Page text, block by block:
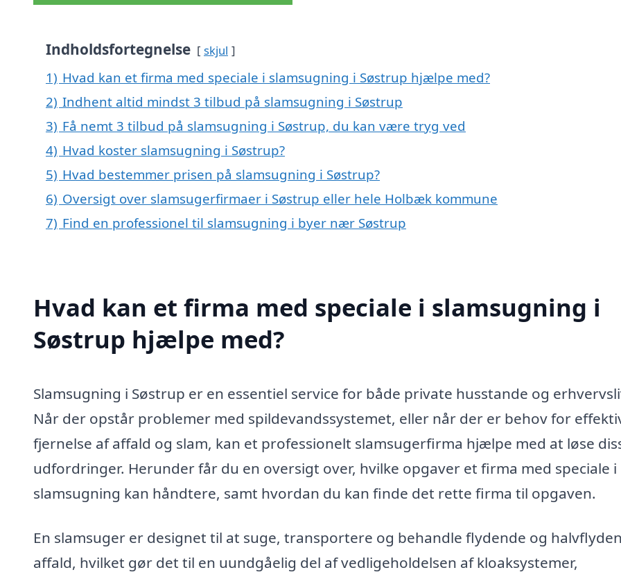
Indholdsfortegnelse skjul
1) Hvad kan et firma med speciale i slamsugning i Søstrup hjælpe med?
2) Indhent altid mindst 3 tilbud på slamsugning i Søstrup
3) Få nemt 3 tilbud på slamsugning i Søstrup, du kan være tryg ved
4) Hvad koster slamsugning i Søstrup?
5) Hvad bestemmer prisen på slamsugning i Søstrup?
6) Oversigt over slamsugerfirmaer i Søstrup eller hele Holbæk kommune
7) Find en professionel til slamsugning i byer nær Søstrup
Hvad kan et firma med speciale i slamsugning i
Søstrup hjælpe med?
Slamsugning i Søstrup er en essentiel service for både private husstande og
Når der opstår problemer med spildevandssystemet, eller når der er behov for
fjernelse af affald og slam, kan et professionelt slamsugerfirma hjælpe med at løse
udfordringer. Herunder får du en oversigt over, hvilke opgaver et firma med speciale i
slamsugning kan håndtere, samt hvordan du kan finde det rette firma til opgaven.
En slamsuger er designet til at suge, transportere og behandle flydende og
affald, hvilket gør det til en uundgåelig del af vedligeholdelsen af kloaksystemer,